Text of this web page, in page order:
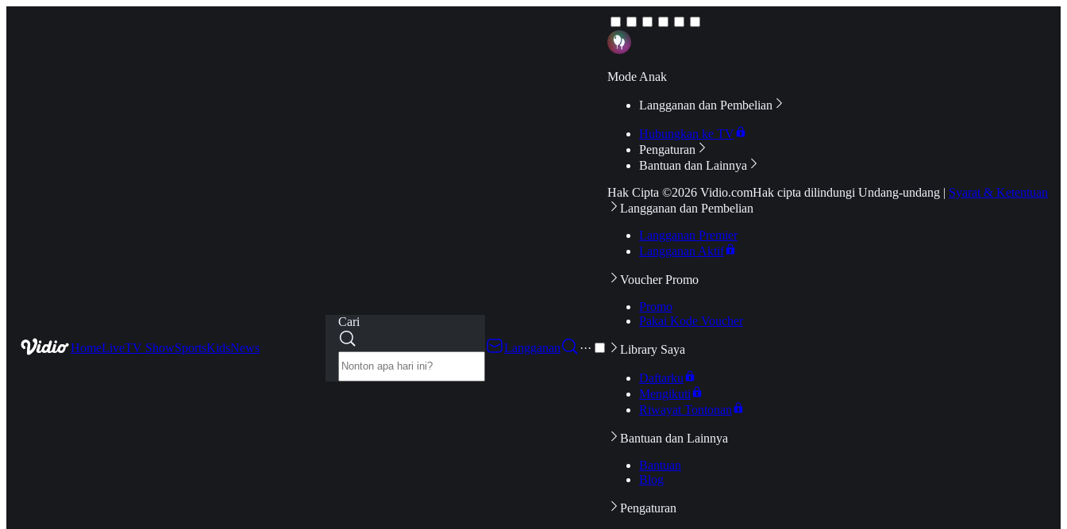
HomeLiveTV ShowSportsKidsNews
Cari
Langganan
···
Mode Anak
Langganan dan Pembelian
Hubungkan ke TV
Pengaturan
Bantuan dan Lainnya
Hak Cipta ©2026 Vidio.comHak cipta dilindungi Undang-undang | Syarat & Ketentuan
Langganan dan Pembelian
Langganan Premier
Langganan Aktif
Voucher Promo
Promo
Pakai Kode Voucher
Library Saya
Daftarku
Mengikuti
Riwayat Tontonan
Bantuan dan Lainnya
Bantuan
Blog
Pengaturan